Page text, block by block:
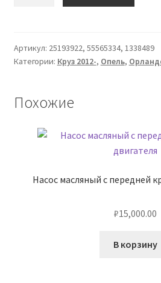
системы
охлаждения
и
Артикул: 25193922, 55565334, 1338489
Категории: Круз 2012-, Опель,
Похожие
Насос масляный с передней
₽15,000.00
В корзину